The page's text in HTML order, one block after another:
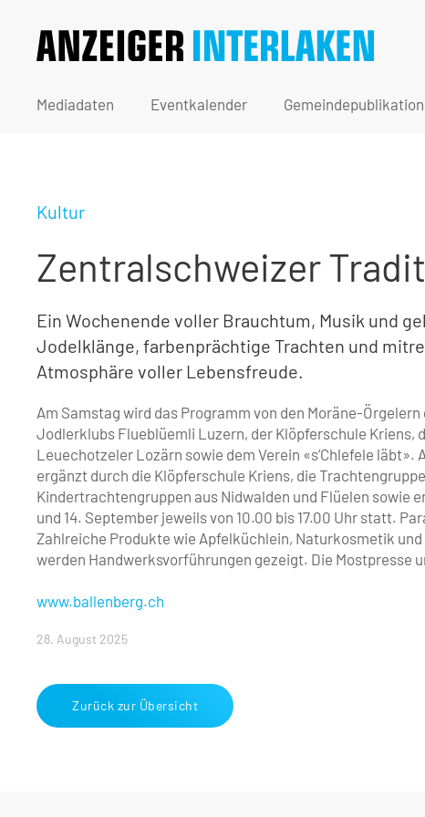
Mediadaten Eventkalender
Kultur
Zentralschweizer
Ein Wochenende voller Brauchtum, Musik und
Jodelklänge, farbenprächtige Trachten und
Atmosphäre voller Lebensfreude.
Am Samstag wird das Programm von den Moräne-
Jodlerklubs ­Flueblüemli Luzern, der Klöpferschule
Leuechotzeler Lozärn sowie dem Verein «s’Chlefele
ergänzt durch die Klöpferschule Kriens, die
Kindertrachtengruppen aus Nidwalden und Flüelen sowie
und 14. September jeweils von 10.00 bis 17.00 Uhr statt.
Zahlreiche Produkte wie Apfelküchlein, Naturkosmetik
werden Handwerksvorführungen gezeigt. Die Mostpresse
www.ballenberg.ch
28. August 2025
Zurück zur Übersicht